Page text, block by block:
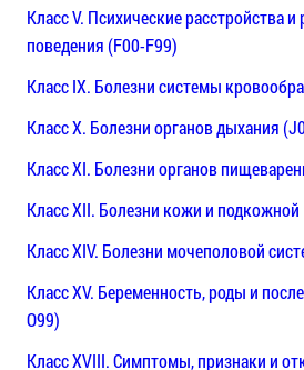
Класс V. Психические расстройства и
поведения (F00-F99)
Класс IX. Болезни системы
Класс X. Болезни органов дыхания
Класс XI. Болезни органов
Класс XII. Болезни кожи и подкожной
Класс XIV. Болезни мочеполовой
Класс XV. Беременность, роды и
O99)
Класс XVIII. Симптомы, признаки и